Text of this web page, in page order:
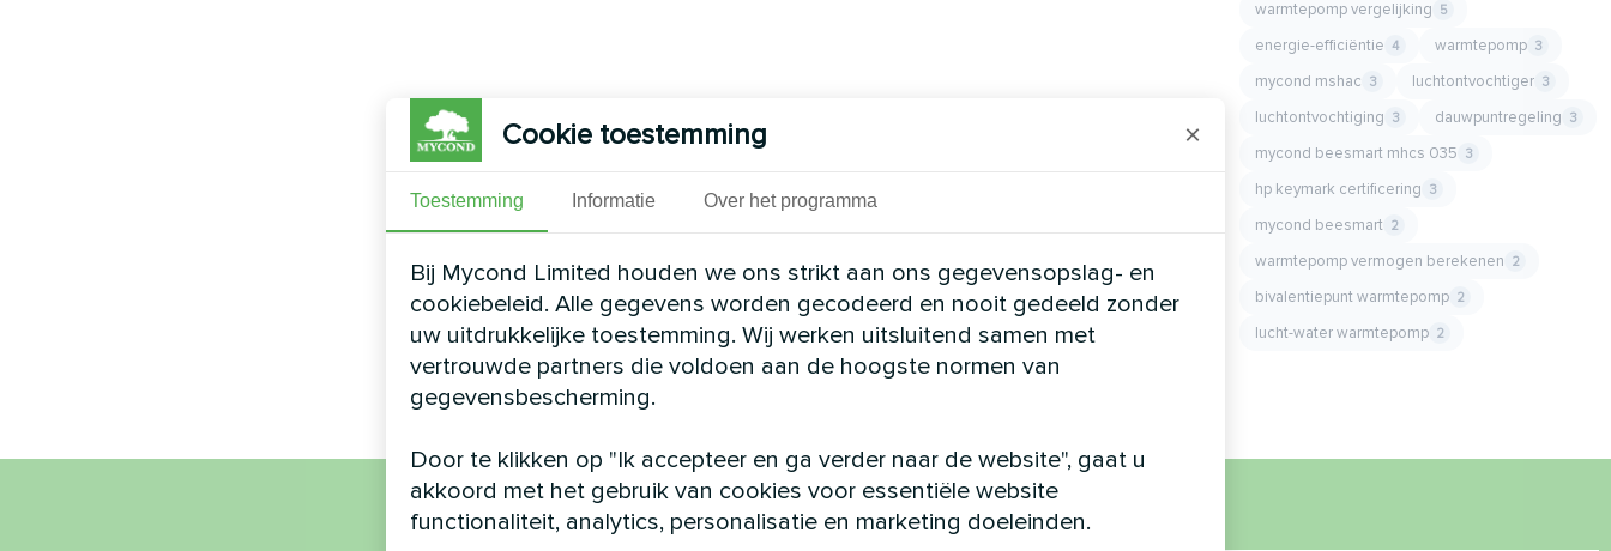
warmtepomp vergelijking 5
energie-efficiëntie 4 warmtepomp 3
mycond mshac 3 luchtontvochtiger 3
luchtontvochtiging 3 dauwpuntregeling 3
mycond beesmart mhcs 035 3
hp keymark certificering 3
mycond beesmart 2
warmtepomp vermogen berekenen 2
bivalentiepunt warmtepomp 2
lucht-water warmtepomp 2
Naam
Cookie toestemming ×
Toestemming Informatie Over het programma
Bij Mycond Limited houden we ons strikt aan ons gegevensopslag- en
cookiebeleid. Alle gegevens worden gecodeerd en nooit gedeeld zonder
uw uitdrukkelijke toestemming. Wij werken uitsluitend samen met
vertrouwde partners die voldoen aan de hoogste normen van
gegevensbescherming.
Door te klikken op "Ik accepteer en ga verder naar de website", gaat u
akkoord met het gebruik van cookies voor essentiële website
functionaliteit, analytics, personalisatie en marketing doeleinden.